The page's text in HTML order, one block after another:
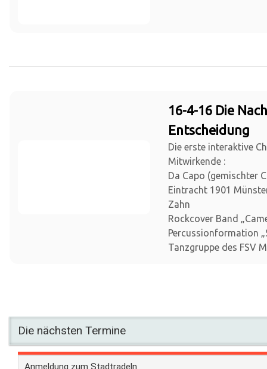
16-4-16 Die
Entscheidung
Die erste interaktive
Mitwirkende :
Da Capo (gemischter
Eintracht 1901
Zahn
Rockcover Band
Percussionformation
Tanzgruppe des FSV
Die nächsten Termine